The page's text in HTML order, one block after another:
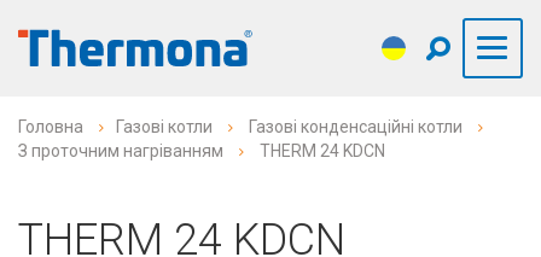
Головна Газові котли
Газові конденсаційні котли
З проточним нагріванням
THERM 24 KDCN
THERM 24 KDCN